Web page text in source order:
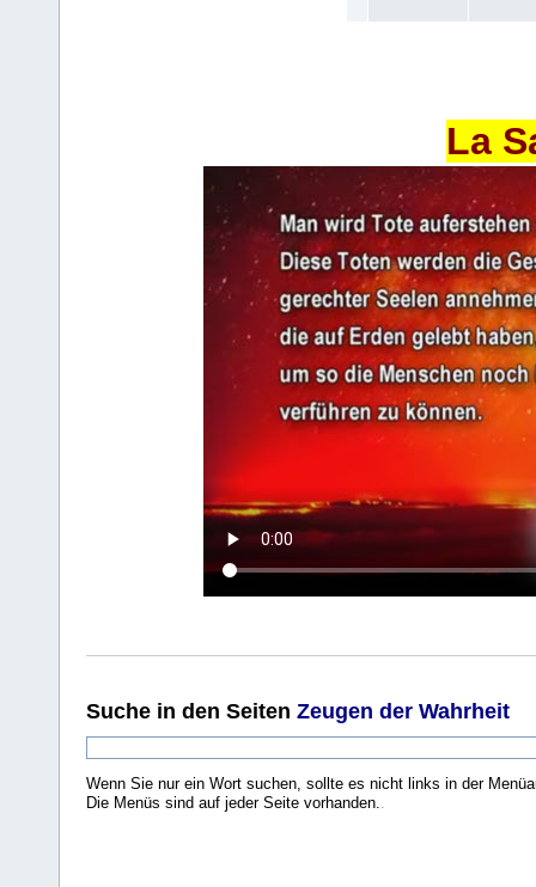
La
Suche in den Seiten Zeugen der Wahrheit
Wenn Sie nur ein Wort suchen, sollte es nicht links in der
Die Menüs sind auf jeder Seite vorhanden.